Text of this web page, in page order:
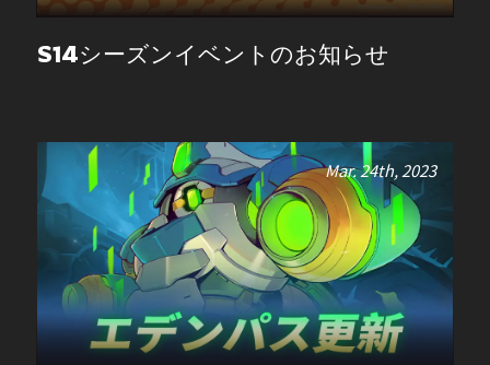
S14シーズンイベントのお知らせ
Mar. 24th, 2023